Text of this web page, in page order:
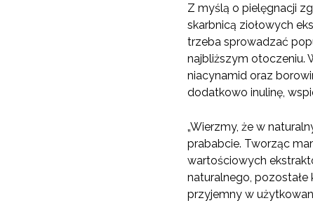
Z myślą o pielęgnacji
skarbnicą ziołowych
trzeba sprowadzać
najbliższym otoczeniu.
niacynamid oraz
dodatkowo inulinę,
„Wierzmy, że w
prababcie. Tworząc
wartościowych
naturalnego,
przyjemny w